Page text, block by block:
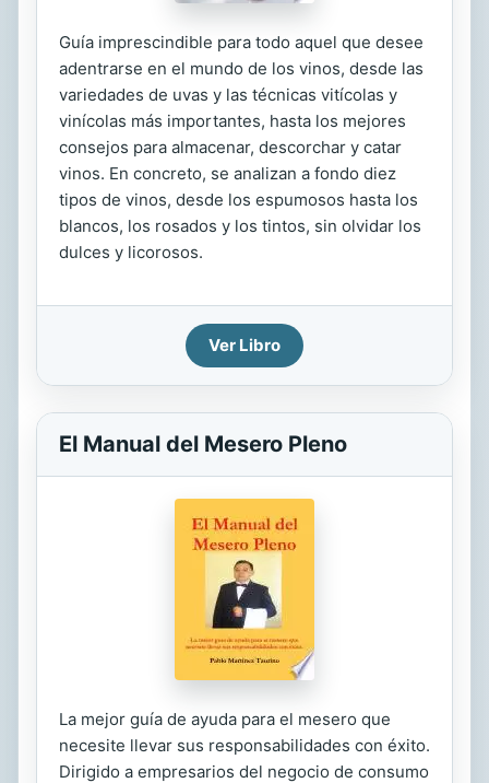
Guía imprescindible para todo aquel que desee
adentrarse en el mundo de los vinos, desde las
variedades de uvas y las técnicas vitícolas y
vinícolas más importantes, hasta los mejores
consejos para almacenar, descorchar y catar
vinos. En concreto, se analizan a fondo diez
tipos de vinos, desde los espumosos hasta los
blancos, los rosados y los tintos, sin olvidar los
dulces y licorosos.
Ver Libro
El Manual del Mesero Pleno
La mejor guía de ayuda para el mesero que
necesite llevar sus responsabilidades con éxito.
Dirigido a empresarios del negocio de consumo